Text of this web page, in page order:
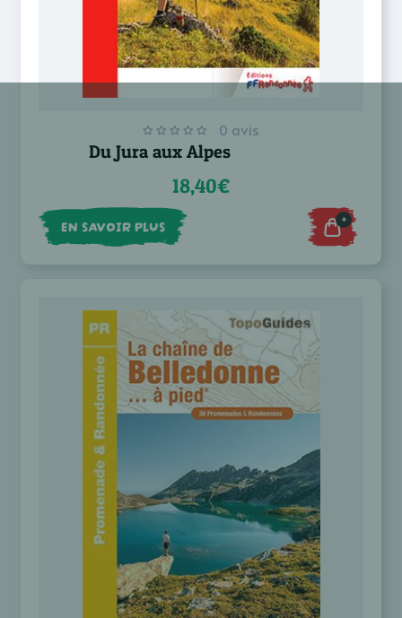
0 avis
Du Jura aux Alpes
18,40€
EN SAVOIR PLUS +